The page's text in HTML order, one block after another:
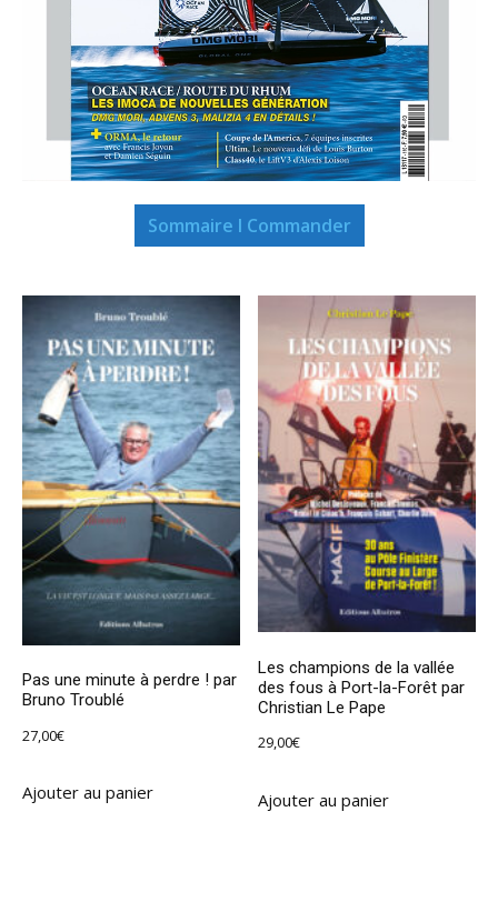
Sommaire I Commander
Pas une minute à perdre ! par
Bruno Troublé
27,00€
Ajouter au panier
Les champions de la vallée
des fous à Port-la-Forêt par
Christian Le Pape
29,00€
Ajouter au panier